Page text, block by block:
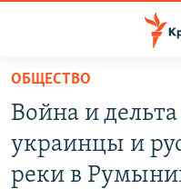
Вернуться
основному
содержанию
Вернутся
СПЕЦПРОЕКТЫ
ВОДА
ОБЩЕСТВО
Война и
украинцы и
реки в